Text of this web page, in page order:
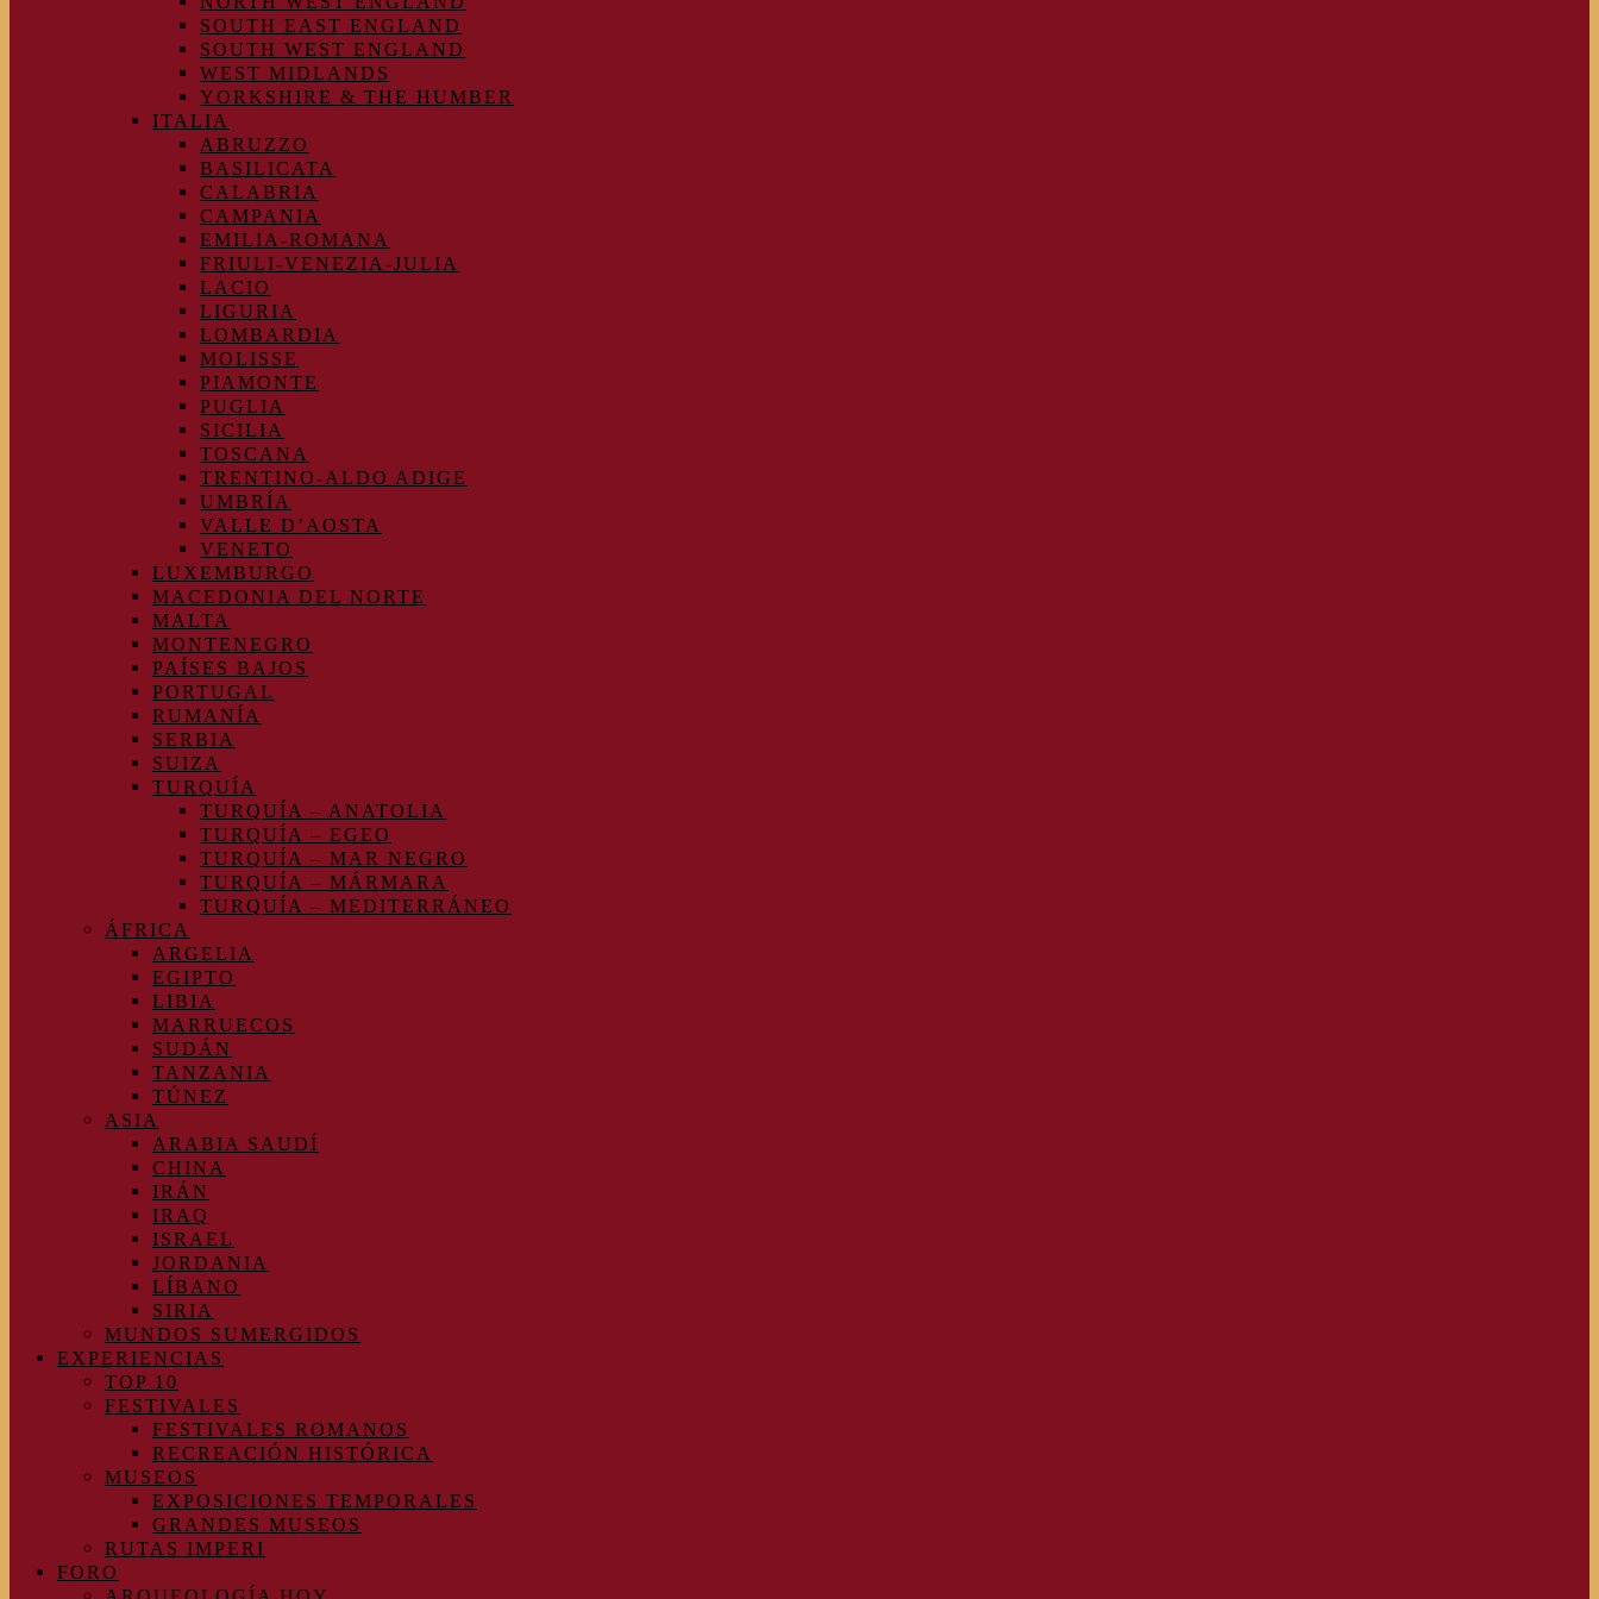
SOUTH EAST ENGLAND
SOUTH WEST ENGLAND
WEST MIDLANDS
YORKSHIRE & THE HUMBER
ITALIA
ABRUZZO
BASILICATA
CALABRIA
CAMPANIA
EMILIA-ROMANA
FRIULI-VENEZIA-JULIA
LACIO
LIGURIA
LOMBARDIA
MOLISSE
PIAMONTE
PUGLIA
SICILIA
TOSCANA
TRENTINO-ALDO ADIGE
UMBRÍA
VALLE D’AOSTA
VENETO
LUXEMBURGO
MACEDONIA DEL NORTE
MALTA
MONTENEGRO
PAÍSES BAJOS
PORTUGAL
RUMANÍA
SERBIA
SUIZA
TURQUÍA
TURQUÍA – ANATOLIA
TURQUÍA – EGEO
TURQUÍA – MAR NEGRO
TURQUÍA – MÁRMARA
TURQUÍA – MEDITERRÁNEO
ÁFRICA
ARGELIA
EGIPTO
LIBIA
MARRUECOS
SUDÁN
TANZANIA
TÚNEZ
ASIA
ARABIA SAUDÍ
CHINA
IRÁN
IRAQ
ISRAEL
JORDANIA
LÍBANO
SIRIA
MUNDOS SUMERGIDOS
EXPERIENCIAS
TOP 10
FESTIVALES
FESTIVALES ROMANOS
RECREACIÓN HISTÓRICA
MUSEOS
EXPOSICIONES TEMPORALES
GRANDES MUSEOS
RUTAS IMPERI
FORO